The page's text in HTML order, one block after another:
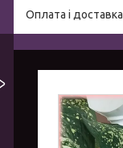
Оплата і доставка